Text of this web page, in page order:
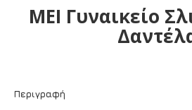
MEI Γυναικείο
Περιγραφή